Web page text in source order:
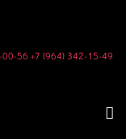
00-56 +7 (964) 342-15-49